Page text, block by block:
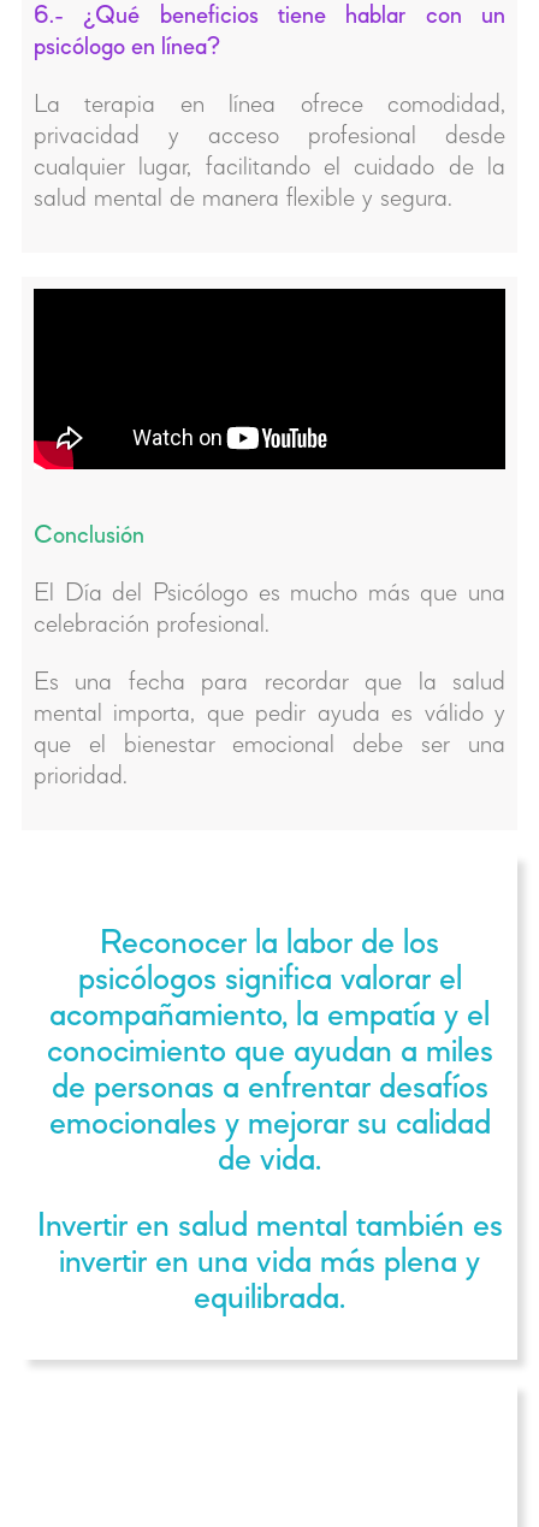
6.- ¿Qué beneficios tiene hablar con un
psicólogo en línea?
La terapia en línea ofrece comodidad,
privacidad y acceso profesional desde
cualquier lugar, facilitando el cuidado de la
salud mental de manera flexible y segura.
Conclusión
El Día del Psicólogo es mucho más que una
celebración profesional.
Es una fecha para recordar que la salud
mental importa, que pedir ayuda es válido y
que el bienestar emocional debe ser una
prioridad.
Reconocer la labor de los
psicólogos significa valorar el
acompañamiento, la empatía y el
conocimiento que ayudan a miles
de personas a enfrentar desafíos
emocionales y mejorar su calidad
de vida.
Invertir en salud mental también es
invertir en una vida más plena y